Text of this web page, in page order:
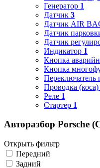
Генератор 1
Датчик 3
Датчик AIR
Датчик
Датчик
Индикатор 1
Кнопка
Кнопка
Переключатель
Проводка (коса)
Реле 1
Стартер 1
Авторазбор Porsche
Открыть фильтр
Передний
Задний